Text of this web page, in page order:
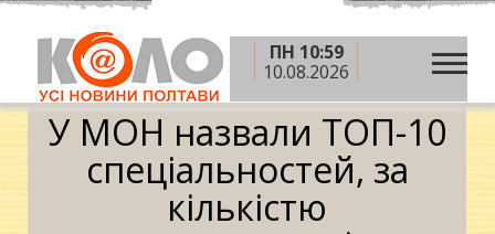
ПН 10:59
10.08.2026
Головна » Новини » Освіта »У МОН назвали
ТОП-10 спеціальностей, за кількістю контрактників
У МОН назвали ТОП-10
спеціальностей, за
кількістю